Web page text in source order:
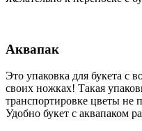
Аквапак
Это упаковка для букета с
своих ножках! Такая
транспортировке цветы не
Удобно букет с аквапаком